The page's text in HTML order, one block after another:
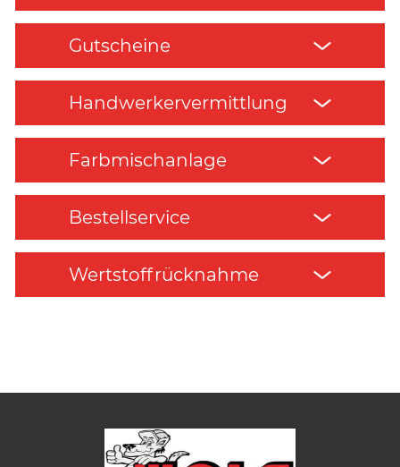
Gutscheine
Handwerkervermittlung
Farbmischanlage
Bestellservice
Wertstoffrücknahme